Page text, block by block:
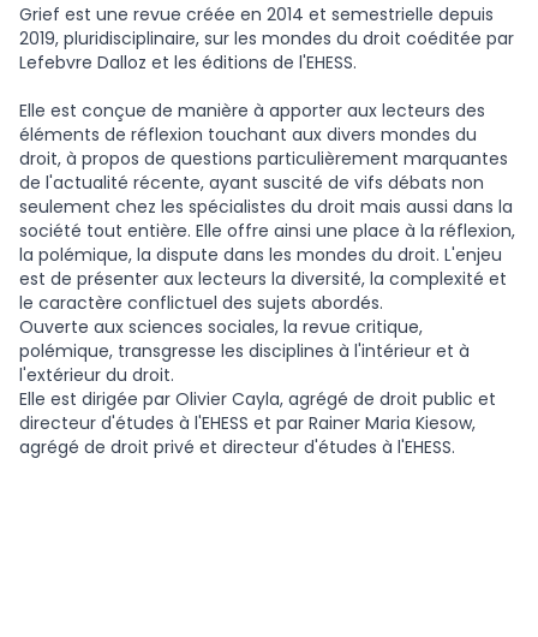
Grief est une revue créée en 2014 et semestrielle depuis
2019, pluridisciplinaire, sur les mondes du droit coéditée par
Lefebvre Dalloz et les éditions de l'EHESS.
Elle est conçue de manière à apporter aux lecteurs des
éléments de réflexion touchant aux divers mondes du
droit, à propos de questions particulièrement marquantes
de l'actualité récente, ayant suscité de vifs débats non
seulement chez les spécialistes du droit mais aussi dans la
société tout entière. Elle offre ainsi une place à la réflexion,
la polémique, la dispute dans les mondes du droit. L'enjeu
est de présenter aux lecteurs la diversité, la complexité et
le caractère conflictuel des sujets abordés.
Ouverte aux sciences sociales, la revue critique,
polémique, transgresse les disciplines à l'intérieur et à
l'extérieur du droit.
Elle est dirigée par Olivier Cayla, agrégé de droit public et
directeur d'études à l'EHESS et par Rainer Maria Kiesow,
agrégé de droit privé et directeur d'études à l'EHESS.